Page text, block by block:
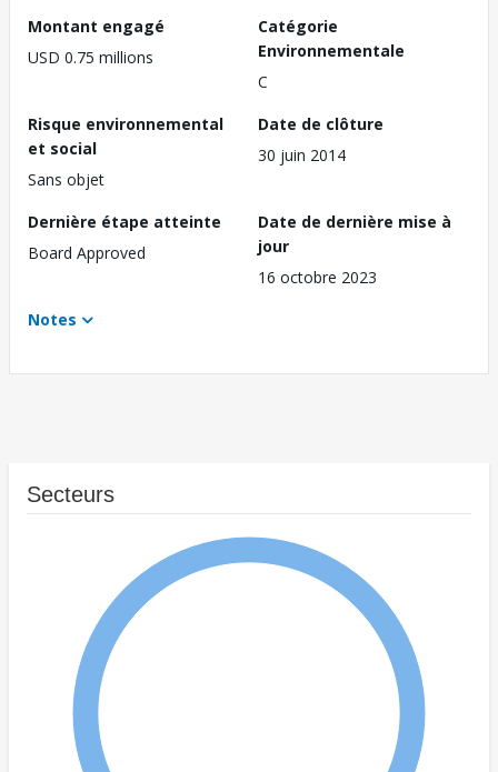
Montant engagé
USD 0.75 millions
Catégorie
Environnementale
C
Risque environnemental
et social
Sans objet
Date de clôture
30 juin 2014
Dernière étape atteinte
Board Approved
Date de dernière mise à
jour
16 octobre 2023
Notes
Secteurs